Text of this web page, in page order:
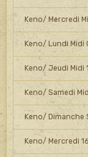
Keno/ Mercredi
Keno/ Lundi Midi
Keno/ Jeudi Midi
Keno/ Samedi
Keno/ Dimanche
Keno/ Mercredi